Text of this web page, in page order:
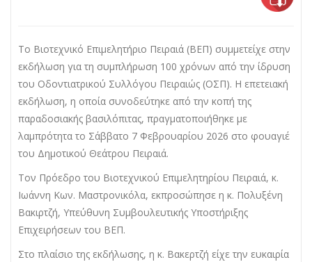
Το Βιοτεχνικό Επιμελητήριο Πειραιά (ΒΕΠ) συμμετείχε στην
εκδήλωση για τη συμπλήρωση 100 χρόνων από την ίδρυση
του Οδοντιατρικού Συλλόγου Πειραιώς (ΟΣΠ). Η επετειακή
εκδήλωση, η οποία συνοδεύτηκε από την κοπή της
παραδοσιακής βασιλόπιτας, πραγματοποιήθηκε με
λαμπρότητα το Σάββατο 7 Φεβρουαρίου 2026 στο φουαγιέ
του Δημοτικού Θεάτρου Πειραιά.
​Τον Πρόεδρο του Βιοτεχνικού Επιμελητηρίου Πειραιά, κ.
Ιωάννη Κων. Μαστρονικόλα, εκπροσώπησε η κ. Πολυξένη
Βακιρτζή, Υπεύθυνη Συμβουλευτικής Υποστήριξης
Επιχειρήσεων του ΒΕΠ.
​Στο πλαίσιο της εκδήλωσης, η κ. Βακερτζή είχε την ευκαιρία